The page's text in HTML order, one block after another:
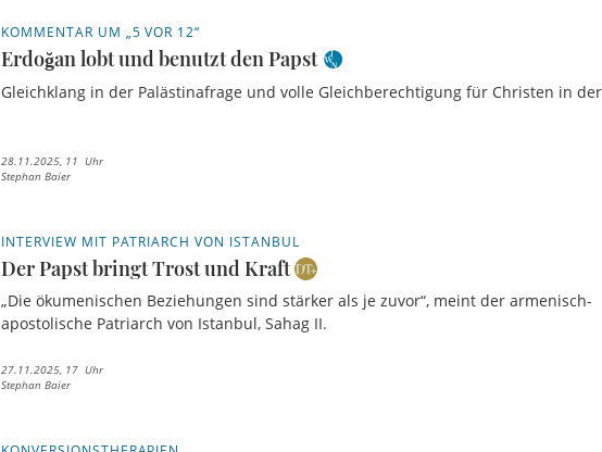
KOMMENTAR UM „5 VOR 12“
Erdoğan lobt und benutzt den Papst
Gleichklang in der Palästinafrage und volle Gleichberechtigung für Christen in
28.11.2025, 11 Uhr
Stephan Baier
INTERVIEW MIT PATRIARCH VON ISTANBUL
Der Papst bringt Trost und Kraft
„Die ökumenischen Beziehungen sind stärker als je zuvor“, meint der armenisch-
apostolische Patriarch von Istanbul, Sahag II.
27.11.2025, 17 Uhr
Stephan Baier